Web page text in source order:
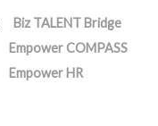
Biz TALENT Bridge
Empower COMPASS
Empower HR